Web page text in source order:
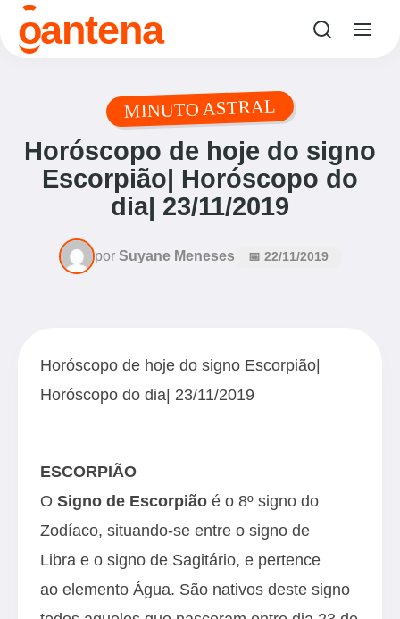
oantena
MINUTO ASTRAL
Horóscopo de hoje do signo
Escorpião| Horóscopo do
dia| 23/11/2019
por Suyane Meneses 📅 22/11/2019
Horóscopo de hoje do signo Escorpião|
Horóscopo do dia| 23/11/2019
ESCORPIÃO
O Signo de Escorpião é o 8º signo do
Zodíaco, situando-se entre o signo de
Libra e o signo de Sagitário, e pertence
ao elemento Água. São nativos deste signo